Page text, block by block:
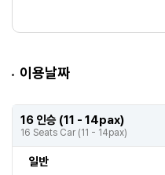
이용날짜
16 인승 (11 - 14pax)
16 Seats Car (11 - 14pax)
일반